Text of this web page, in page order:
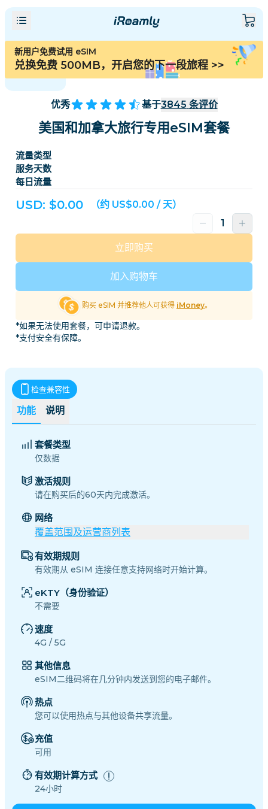
新用户免费试用 eSIM
兑换免费 500MB，开启您的下一段旅程 >>
优秀 基于3845 条评价
美国和加拿大旅行专用eSIM套餐
流量类型
服务天数
每日流量
USD: $0.00 （约 US$0.00 / 天）
加入购物车
立即购买
购买 eSIM 并推荐他人可获得 iMoney。
*如果无法使用套餐，可申请退款。
*支付安全有保障。
功能 说明
检查兼容性
套餐类型
仅数据
激活规则
请在购买后的60天内完成激活。
网络
覆盖范围及运营商列表
有效期规则
有效期从 eSIM 连接任意支持网络时开始计算。
eKTY（身份验证）
不需要
速度
4G / 5G
其他信息
eSIM二维码将在几分钟内发送到您的电子邮件。
热点
您可以使用热点与其他设备共享流量。
充值
可用
有效期计算方式
24小时